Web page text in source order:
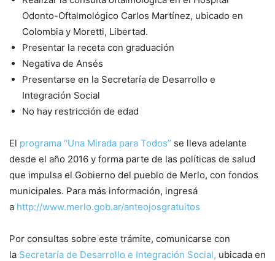
Odonto-Oftalmológico Carlos Martínez, ubicado en
Colombia y Moretti, Libertad.
Presentar la receta con graduación
Negativa de Ansés
Presentarse en la Secretaría de Desarrollo e
Integración Social
No hay restricción de edad
El programa “Una Mirada para Todos” se lleva adelante
desde el año 2016 y forma parte de las políticas de salud
que impulsa el Gobierno del pueblo de Merlo, con fondos
municipales. Para más información, ingresá
a http://www.merlo.gob.ar/anteojosgratuitos
Por consultas sobre este trámite, comunicarse con
la Secretaría de Desarrollo e Integración Social, ubicada en